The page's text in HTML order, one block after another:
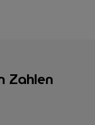
Zahlen